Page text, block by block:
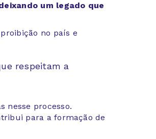
um legado que
no país e
respeitam a
nesse processo.
para a formação de